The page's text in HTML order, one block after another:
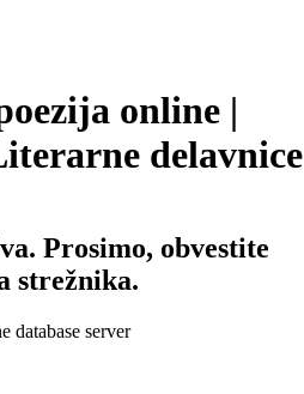
online |
delavnice
Prosimo, obvestite
strežnika.
database server